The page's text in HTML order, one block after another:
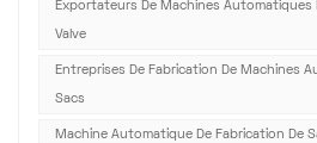
Exportateurs De Machines Automatiques
Valve
Entreprises De Fabrication De Machines
Sacs
Machine Automatique De Fabrication De